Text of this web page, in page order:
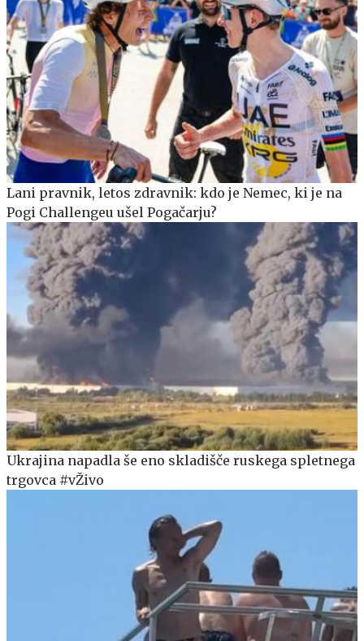
Lani pravnik, letos zdravnik: kdo je Nemec, ki je na
Pogi Challengeu ušel Pogačarju?
Ukrajina napadla še eno skladišče ruskega spletnega
trgovca #vŽivo